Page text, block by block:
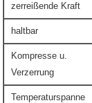
zerreißende Kraft
haltbar
Kompresse u.
Verzerrung
Temperaturspanne